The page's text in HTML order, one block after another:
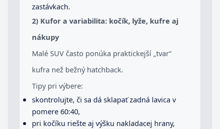
zastávkach.
2) Kufor a variabilita: kočík, lyže, kufre aj
nákupy
Malé SUV často ponúka praktickejší „tvar“
kufra než bežný hatchback.
Tipy pri výbere:
skontrolujte, či sa dá sklapať zadná lavica v
pomere 60:40,
pri kočíku riešte aj výšku nakladacej hrany,